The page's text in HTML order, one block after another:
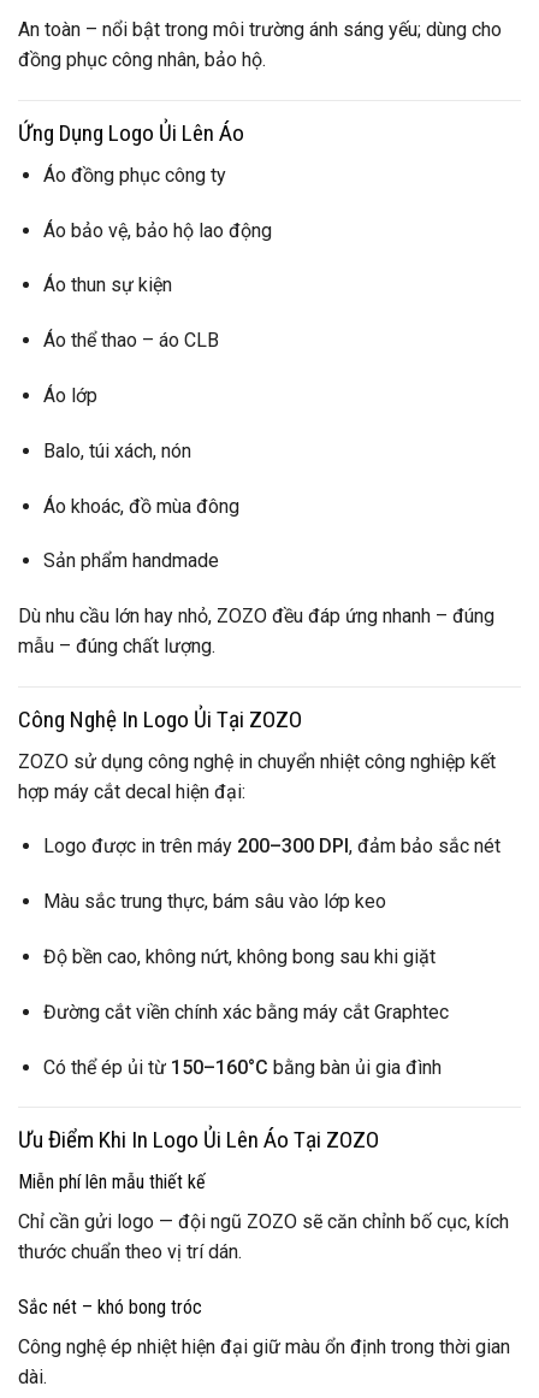
An toàn – nổi bật trong môi trường ánh sáng yếu; dùng cho
đồng phục công nhân, bảo hộ.
Ứng Dụng Logo Ủi Lên Áo
Áo đồng phục công ty
Áo bảo vệ, bảo hộ lao động
Áo thun sự kiện
Áo thể thao – áo CLB
Áo lớp
Balo, túi xách, nón
Áo khoác, đồ mùa đông
Sản phẩm handmade
Dù nhu cầu lớn hay nhỏ, ZOZO đều đáp ứng nhanh – đúng
mẫu – đúng chất lượng.
Công Nghệ In Logo Ủi Tại ZOZO
ZOZO sử dụng công nghệ in chuyển nhiệt công nghiệp kết
hợp máy cắt decal hiện đại:
Logo được in trên máy 200–300 DPI , đảm bảo sắc nét
Màu sắc trung thực, bám sâu vào lớp keo
Độ bền cao, không nứt, không bong sau khi giặt
Đường cắt viền chính xác bằng máy cắt Graphtec
Có thể ép ủi từ 150–160°C bằng bàn ủi gia đình
Ưu Điểm Khi In Logo Ủi Lên Áo Tại ZOZO
Miễn phí lên mẫu thiết kế
Chỉ cần gửi logo — đội ngũ ZOZO sẽ căn chỉnh bố cục, kích
thước chuẩn theo vị trí dán.
Sắc nét – khó bong tróc
Công nghệ ép nhiệt hiện đại giữ màu ổn định trong thời gian
dài.